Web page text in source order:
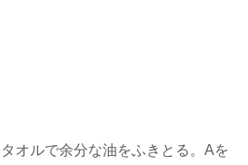
オルで余分な油をふきとる。Aを